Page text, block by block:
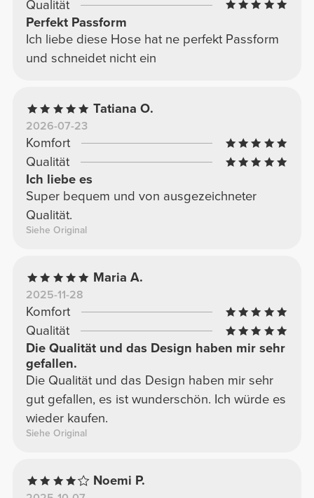
Qualität
Perfekt Passform
Ich liebe diese Hose hat ne perfekt Passform
und schneidet nicht ein
Tatiana O.
2026-07-23
Komfort
Qualität
Ich liebe es
Super bequem und von ausgezeichneter
Qualität.
Siehe Original
Maria A.
2025-11-28
Komfort
Qualität
Die Qualität und das Design haben mir sehr
gefallen.
Die Qualität und das Design haben mir sehr
gut gefallen, es ist wunderschön. Ich würde es
wieder kaufen.
Siehe Original
Noemi P.